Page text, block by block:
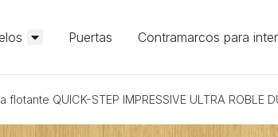
Puertas Contramarcos para
flotante QUICK-STEP IMPRESSIVE ULTRA ROBLE